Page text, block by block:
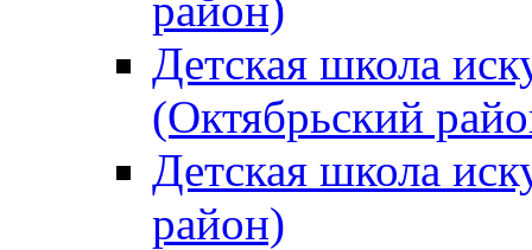
Детская школа
(Октябрьский
Детская школа
район)